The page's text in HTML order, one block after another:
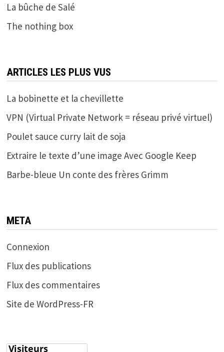
La bûche de Salé
The nothing box
ARTICLES LES PLUS VUS
La bobinette et la chevillette
VPN (Virtual Private Network = réseau privé virtuel)
Poulet sauce curry lait de soja
Extraire le texte d’une image Avec Google Keep
Barbe-bleue Un conte des frères Grimm
META
Connexion
Flux des publications
Flux des commentaires
Site de WordPress-FR